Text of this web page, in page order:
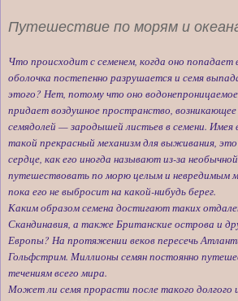
Путешествие по морям и
Что происходит с семенем, когда оно
оболочка постепенно разрушается и семя
этого? Нет, потому что оно
придает воздушное пространство,
семядолей — зародышей листьев в семени. Имея
такой прекрасный механизм для выживания,
сердце, как его иногда называют из-за
путешествовать по морю целым и невредимым
пока его не выбросит на какой-нибудь берег.
Каким образом семена достигают таких
Скандинавия, а также Британские острова и
Европы? На протяжении веков пересечь
Гольфстрим. Миллионы семян постоянно
течениям всего мира.
Может ли семя прорасти после такого долгого